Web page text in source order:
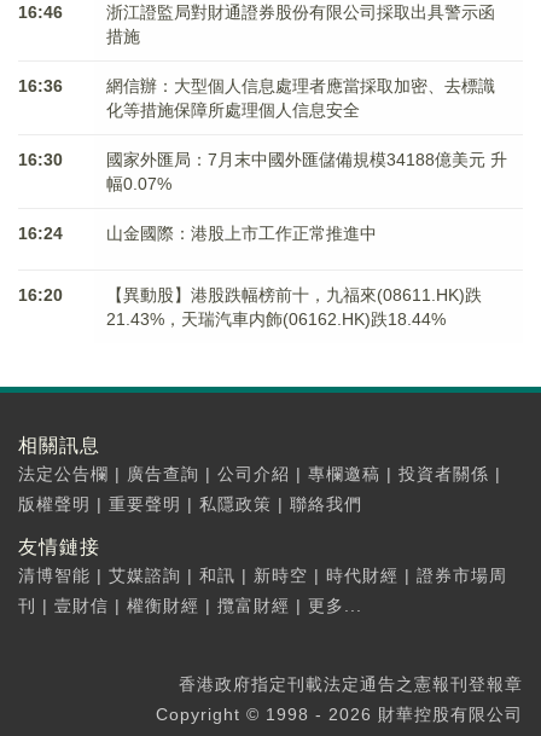
16:46
浙江證監局對財通證券股份有限公司採取出具警示函
措施
16:36
網信辦：大型個人信息處理者應當採取加密、去標識
化等措施保障所處理個人信息安全
16:30
國家外匯局：7月末中國外匯儲備規模34188億美元 升
幅0.07%
16:24 山金國際：港股上市工作正常推進中
16:20
【異動股】港股跌幅榜前十，九福來(08611.HK)跌
21.43%，天瑞汽車内飾(06162.HK)跌18.44%
相關訊息
法定公告欄 | 廣告查詢 | 公司介紹 | 專欄邀稿 | 投資者關係 |
版權聲明 | 重要聲明 | 私隱政策 | 聯絡我們
友情鏈接
清博智能 | 艾媒諮詢 | 和訊 | 新時空 | 時代財經 | 證券市場周
刊
| 壹財信 | 權衡財經 | 攬富財經 | 更多...
香港政府指定刊載法定通告之憲報刊登報章
Copyright © 1998 - 2026 財華控股有限公司